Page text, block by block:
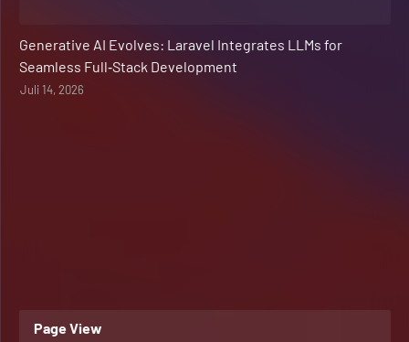
Generative AI Evolves: Laravel Integrates LLMs for
Seamless Full‑Stack Development
Juli 14, 2026
Page View